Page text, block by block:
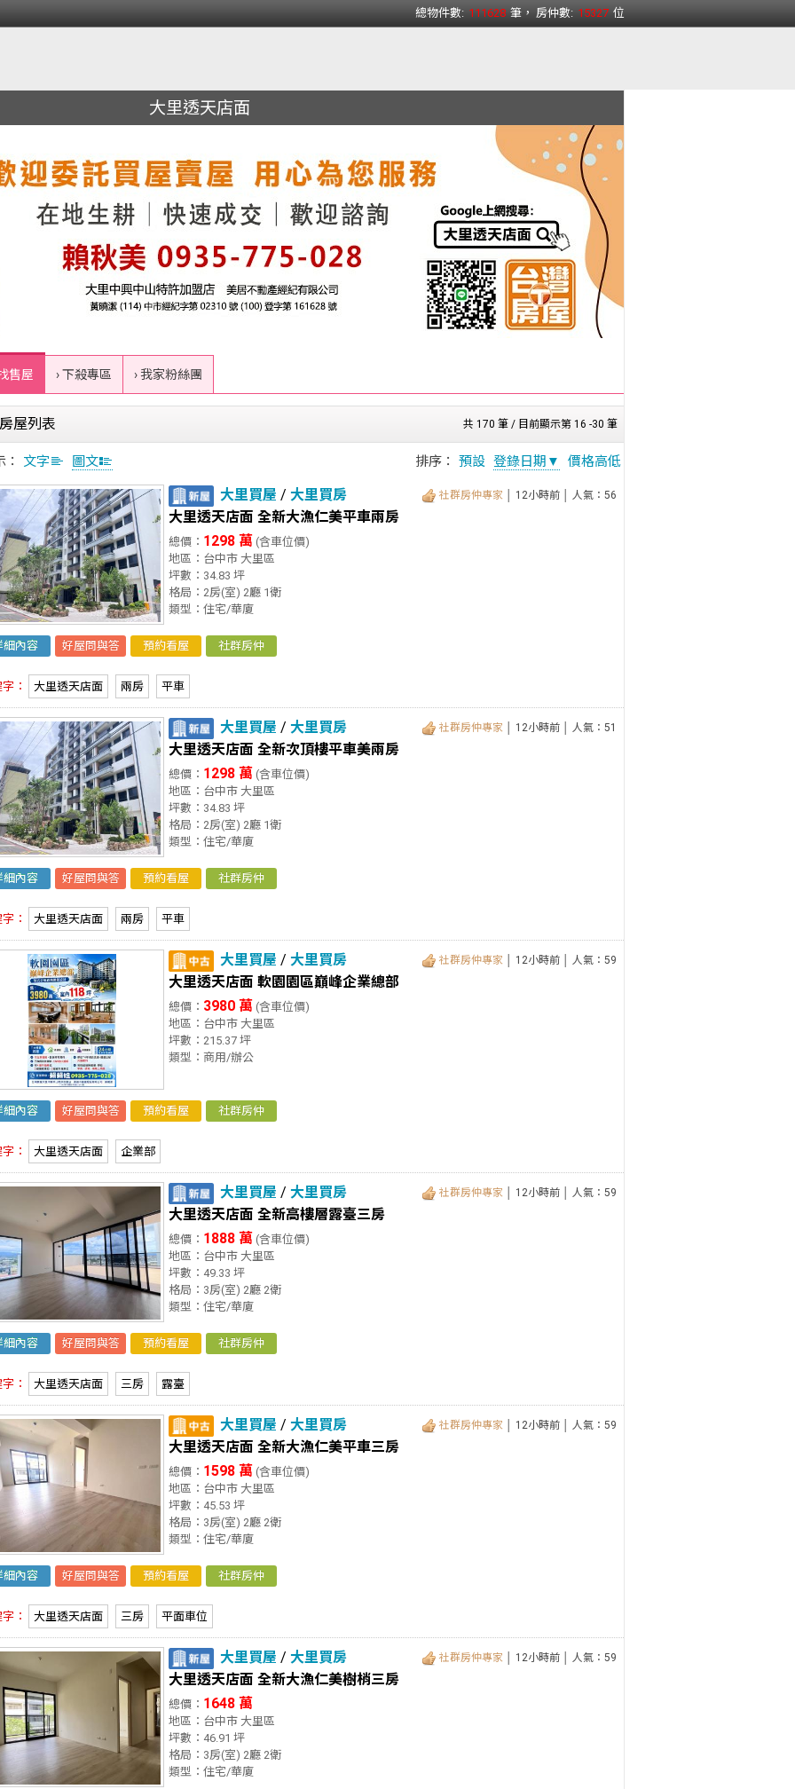
總物件數: 111628 筆， 房仲數: 15327 位
大里透天店面
售屋 › 下殺專區 › 我家粉絲團
共 170 筆 / 目前顯示第 16 -30 筆
房屋列表
： 文字 圖文 排序： 預設 登錄日期▼ 價格高低
大里買屋 / 大里買房 社群房仲專家 │ 12小時前 │ 人氣：56
大里透天店面 全新大漁仁美平車兩房
總價： 1298 萬 (含車位價)
地區：台中市 大里區
坪數：34.83 坪
格局：2房(室) 2廳 1衛
類型：住宅/華廈
細內容 好屋問與答 預約看屋 社群房仲
： 大里透天店面 兩房 平車
大里買屋 / 大里買房 社群房仲專家 │ 12小時前 │ 人氣：51
大里透天店面 全新次頂樓平車美兩房
總價： 1298 萬 (含車位價)
地區：台中市 大里區
坪數：34.83 坪
格局：2房(室) 2廳 1衛
類型：住宅/華廈
細內容 好屋問與答 預約看屋 社群房仲
： 大里透天店面 兩房 平車
大里買屋 / 大里買房 社群房仲專家 │ 12小時前 │ 人氣：59
大里透天店面 軟園園區巔峰企業總部
總價： 3980 萬 (含車位價)
地區：台中市 大里區
坪數：215.37 坪
類型：商用/辦公
細內容 好屋問與答 預約看屋 社群房仲
： 大里透天店面 企業部
大里買屋 / 大里買房 社群房仲專家 │ 12小時前 │ 人氣：59
大里透天店面 全新高樓層露臺三房
總價： 1888 萬 (含車位價)
地區：台中市 大里區
坪數：49.33 坪
格局：3房(室) 2廳 2衛
類型：住宅/華廈
細內容 好屋問與答 預約看屋 社群房仲
： 大里透天店面 三房 露臺
大里買屋 / 大里買房 社群房仲專家 │ 12小時前 │ 人氣：59
大里透天店面 全新大漁仁美平車三房
總價： 1598 萬 (含車位價)
地區：台中市 大里區
坪數：45.53 坪
格局：3房(室) 2廳 2衛
類型：住宅/華廈
細內容 好屋問與答 預約看屋 社群房仲
： 大里透天店面 三房 平面車位
大里買屋 / 大里買房 社群房仲專家 │ 12小時前 │ 人氣：59
大里透天店面 全新大漁仁美樹梢三房
總價： 1648 萬
地區：台中市 大里區
坪數：46.91 坪
格局：3房(室) 2廳 2衛
類型：住宅/華廈